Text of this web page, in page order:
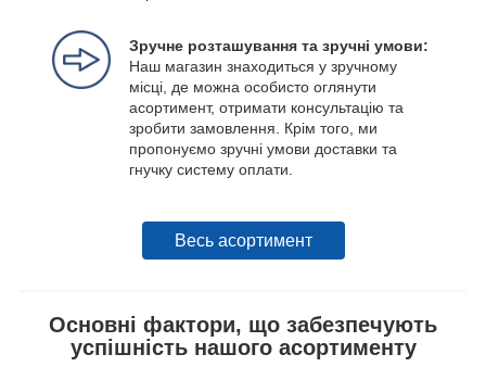
Зручне розташування та зручні умови:
Наш магазин знаходиться у зручному
місці, де можна особисто оглянути
асортимент, отримати консультацію та
зробити замовлення. Крім того, ми
пропонуємо зручні умови доставки та
гнучку систему оплати.
Весь асортимент
Основні фактори, що забезпечують
успішність нашого асортименту